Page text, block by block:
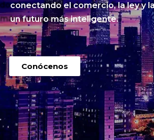
conectando el comercio, la ley y
un futuro más inteligente.
Conócenos